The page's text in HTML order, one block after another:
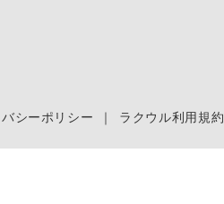
シーポリシー ｜ ラクウル利用規約